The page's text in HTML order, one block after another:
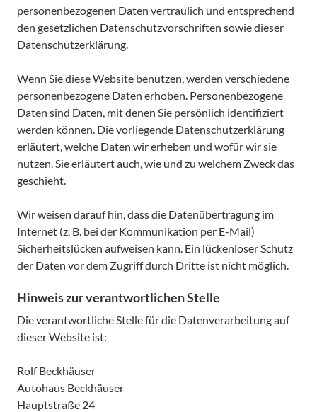
personenbezogenen Daten vertraulich und entsprechend
den gesetzlichen Datenschutzvorschriften sowie dieser
Datenschutzerklärung.
Wenn Sie diese Website benutzen, werden verschiedene
personenbezogene Daten erhoben. Personenbezogene
Daten sind Daten, mit denen Sie persönlich identifiziert
werden können. Die vorliegende Datenschutzerklärung
erläutert, welche Daten wir erheben und wofür wir sie
nutzen. Sie erläutert auch, wie und zu welchem Zweck das
geschieht.
Wir weisen darauf hin, dass die Datenübertragung im
Internet (z. B. bei der Kommunikation per E-Mail)
Sicherheitslücken aufweisen kann. Ein lückenloser Schutz
der Daten vor dem Zugriff durch Dritte ist nicht möglich.
Hinweis zur verantwortlichen Stelle
Die verantwortliche Stelle für die Datenverarbeitung auf
dieser Website ist:
Rolf Beckhäuser
Autohaus Beckhäuser
Hauptstraße 24